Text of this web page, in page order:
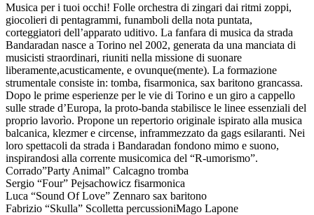
Musica per i tuoi occhi! Folle orchestra di zingari dai ritmi zoppi,
giocolieri di pentagrammi, funamboli della nota puntata,
corteggiatori dell’apparato uditivo. La fanfara di musica da strada
Bandaradan nasce a Torino nel 2002, generata da una manciata di
musicisti straordinari, riuniti nella missione di suonare
liberamente,acusticamente, e ovunque(mente). La formazione
strumentale consiste in: tomba, fisarmonica, sax baritono grancassa.
Dopo le prime esperienze per le vie di Torino e un giro a cappello
sulle strade d’Europa, la proto-banda stabilisce le linee essenziali del
proprio lavorìo. Propone un repertorio originale ispirato alla musica
balcanica, klezmer e circense, inframmezzato da gags esilaranti. Nei
loro spettacoli da strada i Bandaradan fondono mimo e suono,
inspirandosi alla corrente musicomica del “R-umorismo”.
Corrado”Party Animal” Calcagno tromba
Sergio “Four” Pejsachowicz fisarmonica
Luca “Sound Of Love” Zennaro sax baritono
Fabrizio “Skulla” Scolletta percussioniMago Lapone